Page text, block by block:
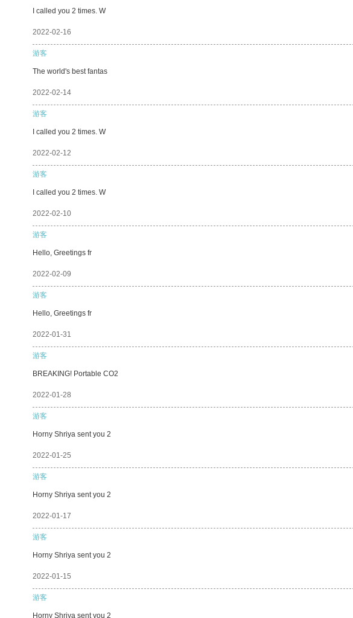
I called you 2 times. W
2022-02-16
游客
The world's best fantas
2022-02-14
游客
I called you 2 times. W
2022-02-12
游客
I called you 2 times. W
2022-02-10
游客
Hello, Greetings fr
2022-02-09
游客
Hello, Greetings fr
2022-01-31
游客
BREAKING! Portable CO2
2022-01-28
游客
Horny Shriya sent you 2
2022-01-25
游客
Horny Shriya sent you 2
2022-01-17
游客
Horny Shriya sent you 2
2022-01-15
游客
Horny Shriya sent you 2